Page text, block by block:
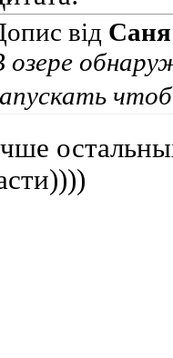
від
озере